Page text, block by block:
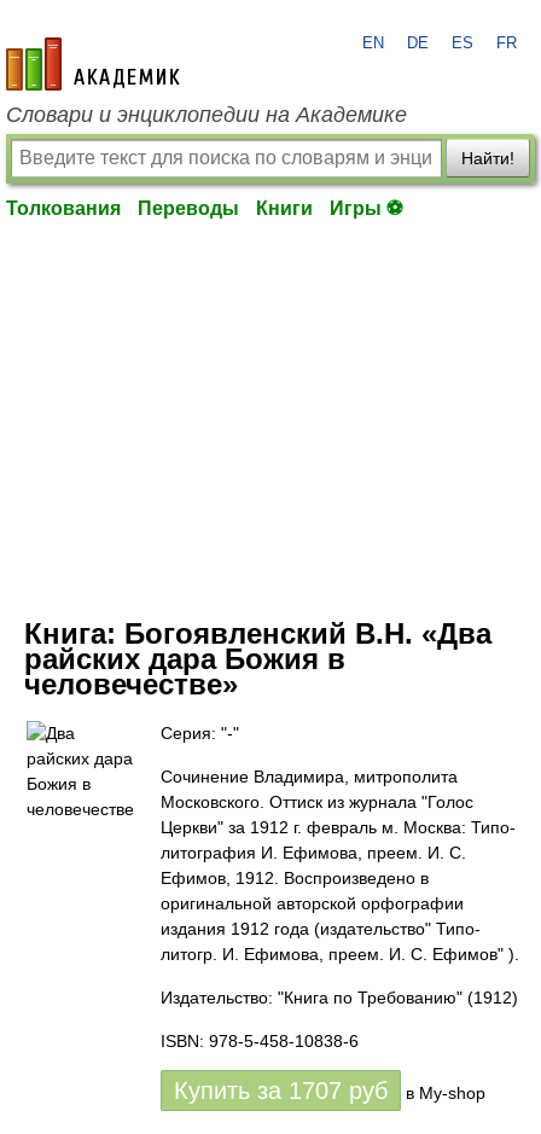
academic.ru
EN DE ES FR
Словари и энциклопедии на Академике
Найти!
Толкования Переводы Книги Игры ⚽
Книга: Богоявленский В.Н. «Два
райских дара Божия в
человечестве»
Серия: "-"
Сочинение Владимира, митрополита
Московского. Оттиск из журнала "Голос
Церкви" за 1912 г. февраль м. Москва: Типо-
литография И. Ефимова, преем. И. С.
Ефимов, 1912. Воспроизведено в
оригинальной авторской орфографии
издания 1912 года (издательство" Типо-
литогр. И. Ефимова, преем. И. С. Ефимов" ).
Издательство: "Книга по Требованию" (1912)
ISBN: 978-5-458-10838-6
Купить за 1707 руб в My-shop